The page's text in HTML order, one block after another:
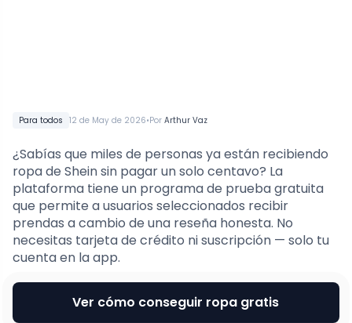
Para todos 12 de May de 2026•Por Arthur Vaz
¿Sabías que miles de personas ya están recibiendo
ropa de Shein sin pagar un solo centavo? La
plataforma tiene un programa de prueba gratuita
que permite a usuarios seleccionados recibir
prendas a cambio de una reseña honesta. No
necesitas tarjeta de crédito ni suscripción — solo tu
cuenta en la app.
Ver cómo conseguir ropa gratis